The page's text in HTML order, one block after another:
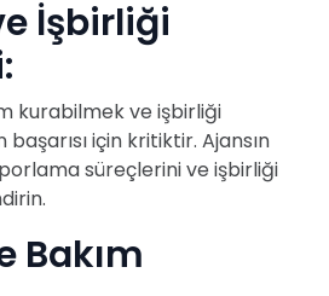
İşbirliği
kurabilmek ve işbirliği
için kritiktir. Ajansın
süreçlerini ve işbirliği
Bakım